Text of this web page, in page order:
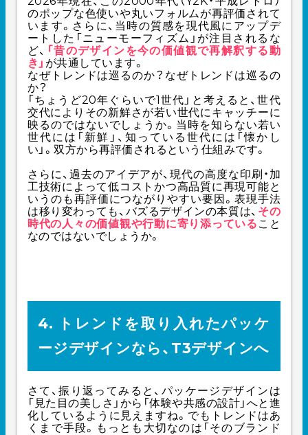
のポップな色使いや丸いフォルムが再評価されて
います。さらに、当時の質感を現代風にアップデ
ートした「ニューモーフィズム」が注目されるな
ど、 「昔のデザインを今の価値観で再解釈する動
き」 が共通しています。
なぜトレンドは巡るのか？なぜトレンドは巡るの
か？
「ちょうど20年ぐらいで1世代」と考えると、世代
交代によりその新鮮さが若い世代にキャッチーに
映るのではないでしょうか。当時を知らない若い
世代には「新鮮」、知っている世代には「懐かし
い」。双方から再評価されるという仕組みです。
さらに、過去のアイデアが、現代の高度な印刷・加
工技術によって低コストかつ高品質に再現可能と
いうのも再評価につながりやすい要因。表現手法
は移り変わっても、バズるデザインの本質は、 その
時代の人々の価値観や行動に寄り添っている こと
なのではないでしょうか。
4. トレンドを取り入れたパッケ
ージデザインなら、T3デザインへ
さて、振り返ってみると、パッケージデザインは
「見た目の美しさ」から「体験や共感の設計」へと進
化しているように見えますね。でもトレンドはあ
くまで手段。もっとも大切なのは「そのブランド